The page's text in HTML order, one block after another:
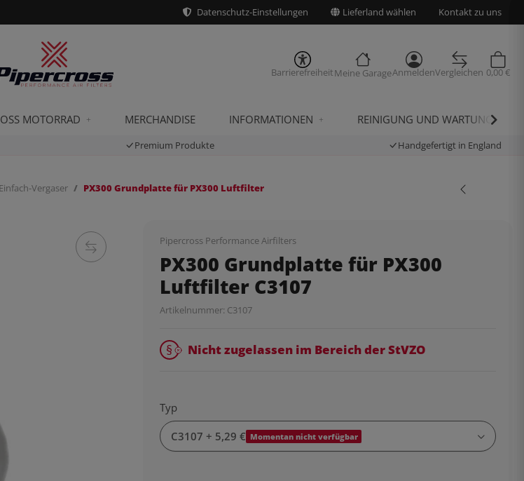
Datenschutz-Einstellungen Lieferland wählen Kontakt zu uns
BarrierefreiheitMeine GarageAnmeldenVergleichen 0,00 €
MOTORRAD MERCHANDISE INFORMATIONEN REINIGUNG UND WARTUNG
Premium Produkte Handgefertigt in England
Vergaser PX300 Grundplatte für PX300 Luftfilter
Pipercross Performance Airfilters
PX300 Grundplatte für PX300
Luftfilter C3107
Artikelnummer: C3107
Nicht zugelassen im Bereich der StVZO
Typ
C3107 + 5,29 € Momentan nicht verfügbar